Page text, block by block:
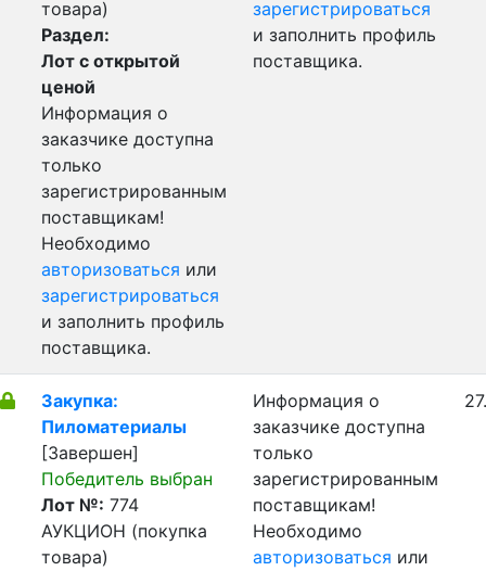
товара)
Раздел:
Лот с открытой
ценой
Информация о
заказчике доступна
только
зарегистрированным
поставщикам!
Необходимо
авторизоваться или
зарегистрироваться
и заполнить профиль
поставщика.
зарегистрироваться
и заполнить профиль
поставщика.
Закупка:
Пиломатериалы
[Завершен]
Победитель выбран
Лот №: 774
АУКЦИОН (покупка
товара)
Информация о
заказчике доступна
только
зарегистрированным
поставщикам!
Необходимо
авторизоваться или